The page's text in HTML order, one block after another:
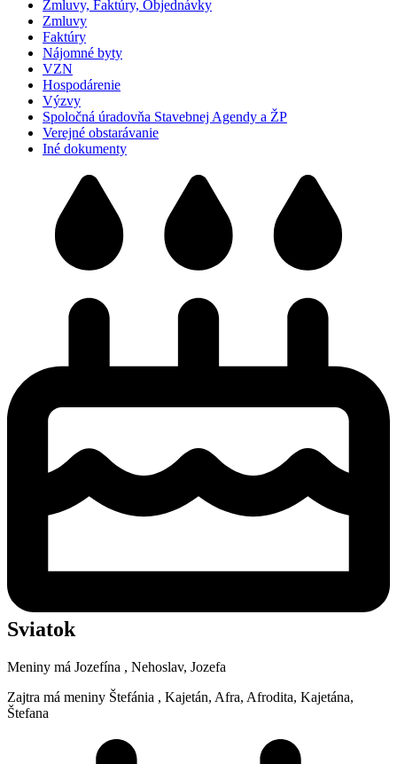
Zmluvy, Faktúry, Objednávky
Zmluvy
Faktúry
Nájomné byty
VZN
Hospodárenie
Výzvy
Spoločná úradovňa Stavebnej Agendy a ŽP
Verejné obstarávanie
Iné dokumenty
Sviatok
Meniny má Jozefína , Nehoslav, Jozefa
Zajtra má meniny Štefánia , Kajetán, Afra, Afrodita, Kajetána,
Štefana